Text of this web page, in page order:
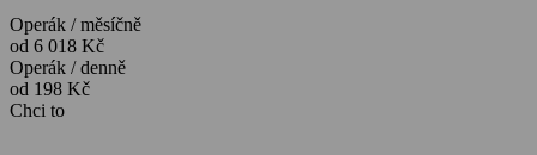
Operák / měsíčně
od 6 018 Kč
Operák / denně
od 198 Kč
Chci to